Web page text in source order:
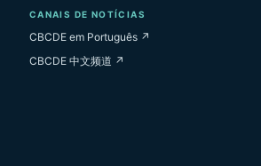
CANAIS DE NOTÍCIAS
CBCDE em Português ↗
CBCDE 中文频道 ↗